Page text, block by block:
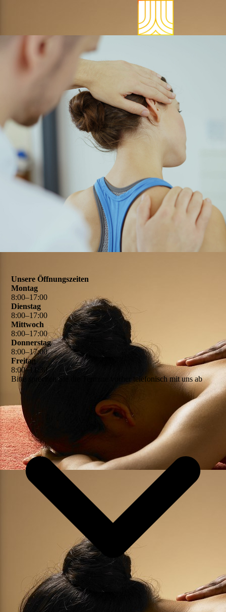
Unsere Öffnungszeiten
Montag
8:00–17:00
Dienstag
8:00–17:00
Mittwoch
8:00–17:00
Donnerstag
8:00–17:00
Freitag
8:00–11
30
Bitte sprechen Sie die Termine vorher telefonisch mit uns ab